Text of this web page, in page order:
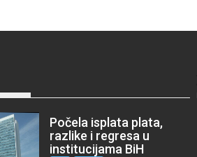
Počela isplata plata,
razlike i regresa u
institucijama BiH